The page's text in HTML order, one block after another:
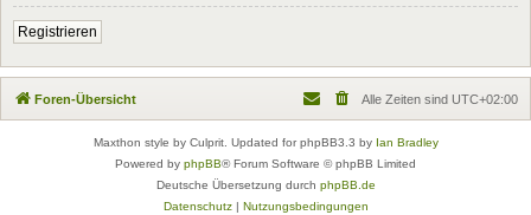
Registrieren
Foren-Übersicht Alle Zeiten sind UTC+02:00
Maxthon style by Culprit. Updated for phpBB3.3 by Ian Bradley
Powered by phpBB® Forum Software © phpBB Limited
Deutsche Übersetzung durch phpBB.de
Datenschutz| Nutzungsbedingungen